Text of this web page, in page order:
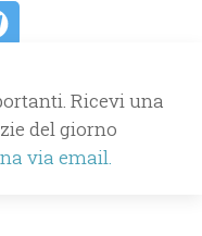
Ricevi una
del giorno
via email.